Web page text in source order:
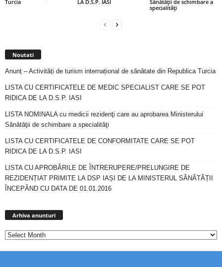
Turcia
LA D.S.P. IASI
Sănătăţii de schimbare a
specialităţi
Noutati
Anunț – Activități de turism internațional de sănătate din Republica Turcia
LISTA CU CERTIFICATELE DE MEDIC SPECIALIST CARE SE POT
RIDICA DE LA D.S.P. IASI
LISTA NOMINALA cu medicii rezidenţi care au aprobarea Ministerului
Sănătăţii de schimbare a specialităţi
LISTA CU CERTIFICATELE DE CONFORMITATE CARE SE POT
RIDICA DE LA D.S.P. IASI
LISTA CU APROBĂRILE DE ÎNTRERUPERE/PRELUNGIRE DE
REZIDENȚIAT PRIMITE LA DSP IAȘI DE LA MINISTERUL SĂNĂTĂȚII
ÎNCEPÂND CU DATA DE 01.01.2016
Arhiva anunturi